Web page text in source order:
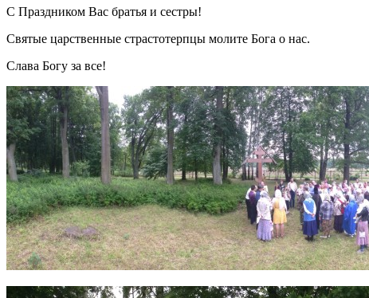
С Праздником Вас братья и сестры!
Святые царственные страстотерпцы молите Бога о нас.
Слава Богу за все!